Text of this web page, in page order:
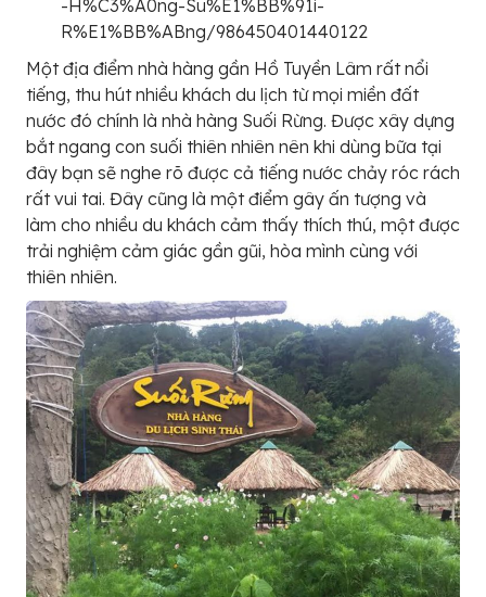
-H%C3%A0ng-Su%E1%BB%91i-
R%E1%BB%ABng/986450401440122
Một địa điểm nhà hàng gần Hồ Tuyền Lâm rất nổi
tiếng, thu hút nhiều khách du lịch từ mọi miền đất
nước đó chính là nhà hàng Suối Rừng. Được xây dựng
bắt ngang con suối thiên nhiên nên khi dùng bữa tại
đây bạn sẽ nghe rõ được cả tiếng nước chảy róc rách
rất vui tai. Đây cũng là một điểm gây ấn tượng và
làm cho nhiều du khách cảm thấy thích thú, một được
trải nghiệm cảm giác gần gũi, hòa mình cùng với
thiên nhiên.